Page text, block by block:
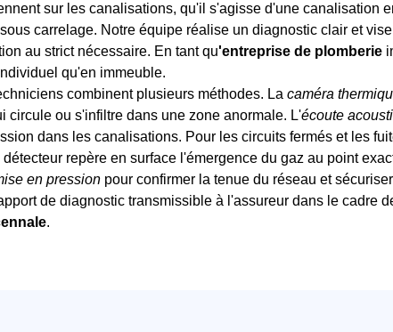
sur les canalisations, qu'il s'agisse d'une canalisation
carrelage. Notre équipe réalise un diagnostic clair et
au strict nécessaire. En tant qu'entreprise de plomberie
qu'en immeuble.
combinent plusieurs méthodes. La caméra
circule ou s'infiltre dans une zone anormale. L'écoute
dans les canalisations. Pour les circuits fermés et les
repère en surface l'émergence du gaz au point
en pression pour confirmer la tenue du réseau et
de diagnostic transmissible à l'assureur dans le cadre
.